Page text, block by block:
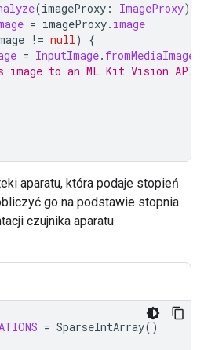
(imageProxy : ImageProxy)
= imageProxy. image
!= null)
{
= InputImage. fromMediaImage
image to an ML Kit Vision API
aparatu, która podaje stopień
go na podstawie stopnia
czujnika aparatu
= SparseIntArray()